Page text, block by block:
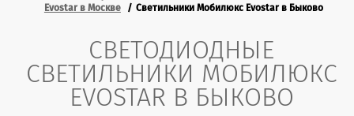
Evostar в Москве
Светильники Мобилюкс Evostar в Быково
СВЕТОДИОДНЫЕ
СВЕТИЛЬНИКИ МОБИЛЮКС
EVOSTAR В БЫКОВО